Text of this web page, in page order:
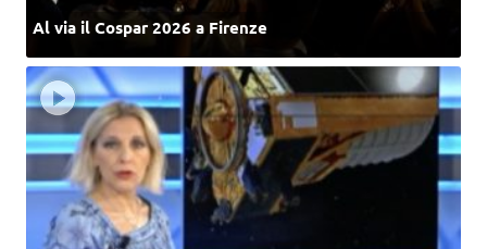
Al via il Cospar 2026 a Firenze